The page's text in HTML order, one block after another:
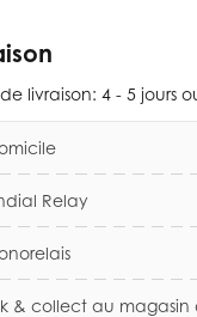
livraison: 4 - 5 jours
Relay
& collect au magasin